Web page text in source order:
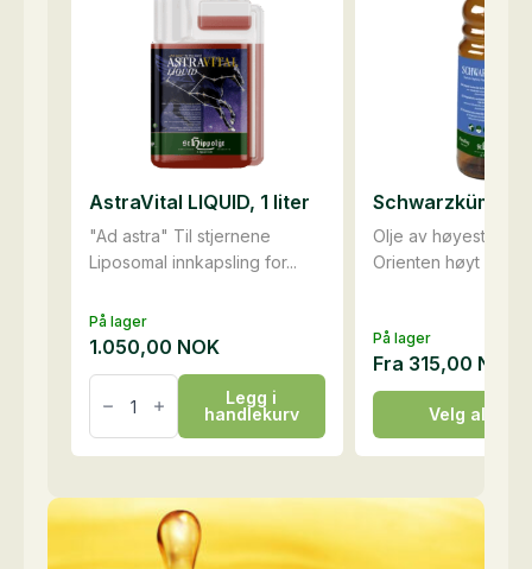
På lager
"Ad astra" Til stjernene
Liposomal innkapsling for...
AstraVital LIQUID, 1 liter
1.050,00 NOK
AstraVital
LIQUID,
liter
antall
Legg i
handlekurv
På lager
Olje av høyeste
Orienten høyt in...
Fra 315,00 NOK
Velg
Dette
produktet
har
flere
varianter.
Alternativene